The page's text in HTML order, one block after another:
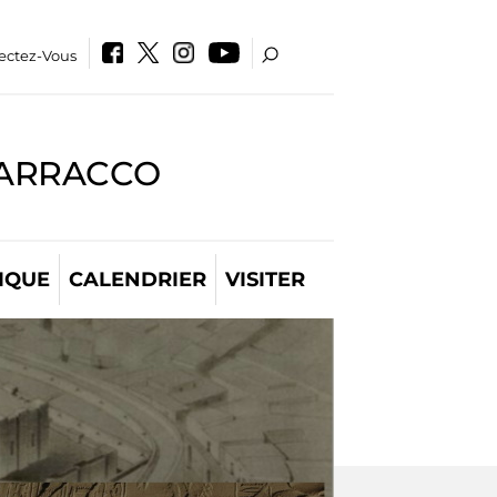
Vous
CALENDRIER VISITER